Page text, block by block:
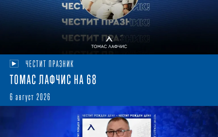
ЧЕСТИТ ПРАЗНИК
ТОМАС ЛАФЧИС НА 68
6 август 2026